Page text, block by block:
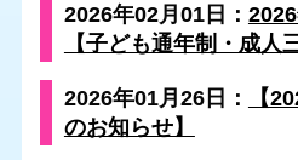
2026年02月01日：
【子ども通年制・成
2026年01月26日：
【
のお知らせ】